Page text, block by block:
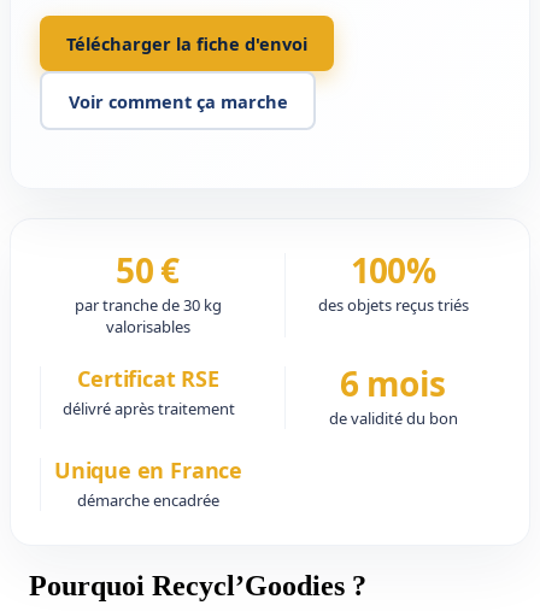
Télécharger la fiche d'envoi
Voir comment ça marche
50 €
par tranche de 30 kg
valorisables
100%
des objets reçus triés
Certificat RSE
délivré après traitement
6 mois
de validité du bon
Unique en France
démarche encadrée
Pourquoi Recycl’Goodies ?